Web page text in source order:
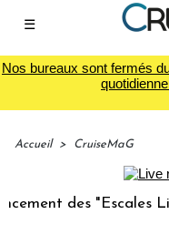
☰
Nos bureaux sont fermés
Accueil > CruiseMaG
"Escales